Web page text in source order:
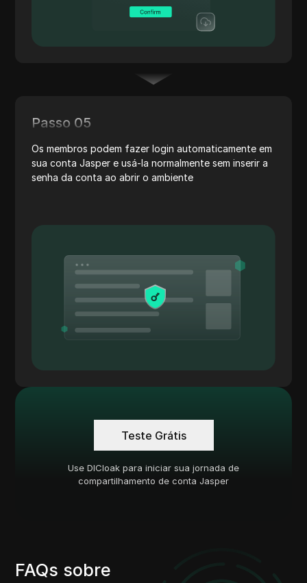
Passo 05
Os membros podem fazer login automaticamente em
sua conta Jasper e usá-la normalmente sem inserir a
senha da conta ao abrir o ambiente
Teste Grátis
Use DICloak para iniciar sua jornada de
compartilhamento de conta Jasper
FAQs sobre